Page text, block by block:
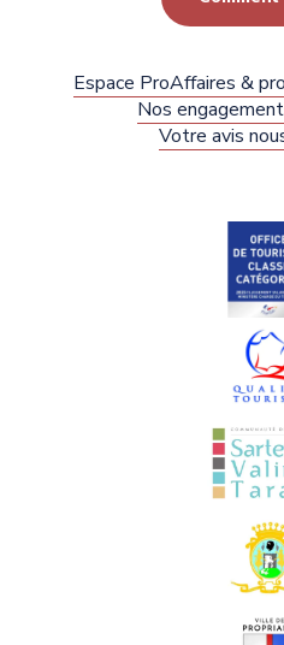
Espace ProAffaires &
Nos
Votre avis